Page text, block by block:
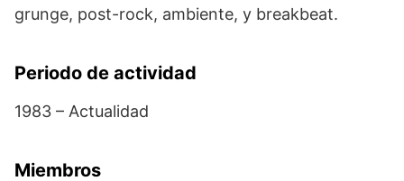
grunge, post-rock, ambiente, y breakbeat.
Periodo de actividad
1983 – Actualidad
Miembros